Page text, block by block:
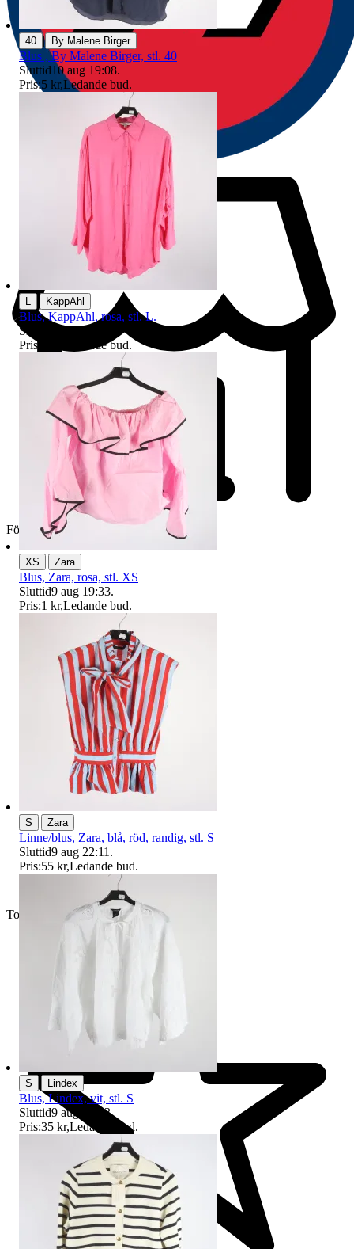
Företag
Toppsäljare
40 | By Malene Birger
Blus , By Malene Birger, stl. 40
Sluttid10 aug 19:08.
Pris:5 kr,Ledande bud.
KappAhl
Blus, KappAhl, rosa, stl. L.
Sluttid
9 aug 22:04
Pris:
Ledande bud.
XS | Zara
Blus, Zara, rosa, stl. XS
Sluttid9 aug 19:33.
Pris:1 kr,Ledande bud.
S | Zara
Linne/blus, Zara, blå, röd, randig, stl. S
Sluttid9 aug 22:11 .
Pris:55 kr,Ledande bud.
S Lindex
Blus, Lindex, vit, stl. S
Sluttid9 aug 22:13.
Pris:35 kr,Ledande bud.